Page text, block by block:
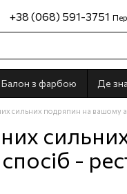
+38 (068) 591-3751
Балон з фарбою Де
сильних подряпин на вашому
-